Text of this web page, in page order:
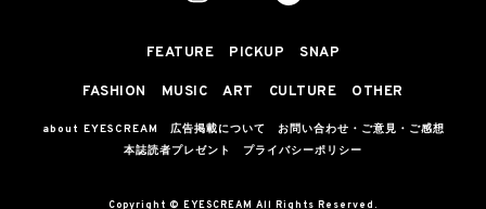
FEATURE PICKUP SNAP
FASHION MUSIC ART CULTURE OTHER
about EYESCREAM 広告掲載について
お問い合わせ・ご意見・ご感想
本誌読者プレゼント
プライバシーポリシー
Copyright © EYESCREAM All Rights Reserved.